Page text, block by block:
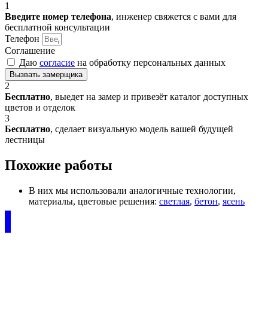
1
Введите номер телефона, инженер свяжется с вами для
бесплатной консультации
Телефон
Соглашение
Даю согласие на обработку персональных данных
Вызвать замерщика
2
Бесплатно, выедет на замер и привезёт каталог доступных
цветов и отделок
3
Бесплатно, сделает визуальную модель вашей будущей
лестницы
Похожие работы
В них мы использовали аналогичные технологии,
материалы, цветовые решения: светлая, бетон, ясень